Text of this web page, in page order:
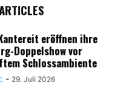
eröffnen ihre
Doppelshow vor
Schlossambiente
- 29. Juli 2026